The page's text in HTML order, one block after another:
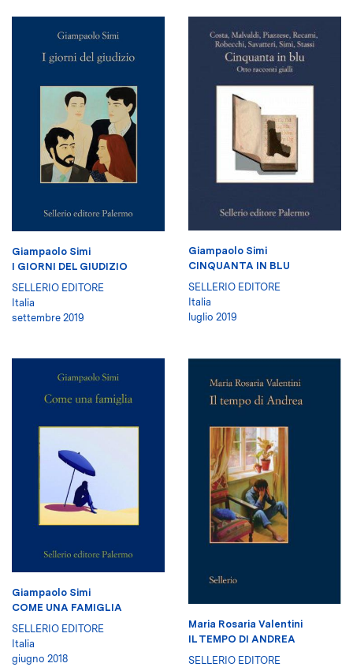
Giampaolo Simi
I GIORNI DEL GIUDIZIO
SELLERIO EDITORE
Italia
settembre 2019
Giampaolo Simi
CINQUANTA IN BLU
SELLERIO EDITORE
Italia
luglio 2019
Giampaolo Simi
COME UNA FAMIGLIA
SELLERIO EDITORE
Italia
giugno 2018
Maria Rosaria Valentini
IL TEMPO DI ANDREA
SELLERIO EDITORE